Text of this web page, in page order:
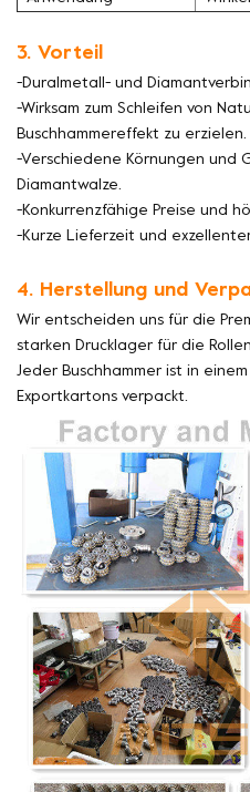
3. Vorteil
-Duralmetall- und
-Wirksam zum Schleifen von
Buschhammereffekt zu erzielen.
-Verschiedene Körnungen und
Diamantwalze.
-Konkurrenzfähige Preise und
-Kurze Lieferzeit und
4. Herstellung und
Wir entscheiden uns für die
starken Drucklager für die
Jeder Buschhammer ist in
Exportkartons verpackt.